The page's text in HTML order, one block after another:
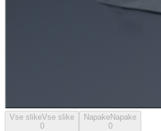
Vse slikeVse slike
0
NapakeNapake
0